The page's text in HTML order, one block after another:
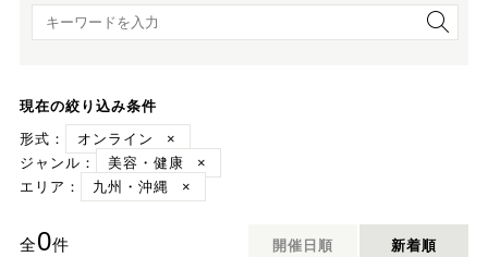
キーワード検索
現在の絞り込み条件
形式：
オンライン
×
ジャンル：
美容・健康
×
エリア：
九州・沖縄 ×
全0件 開催日順 新着順